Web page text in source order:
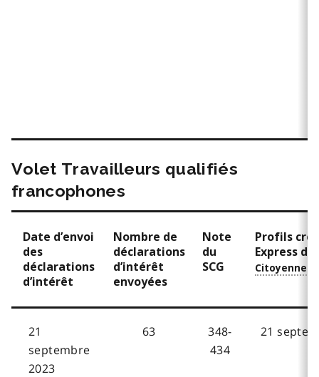
Volet Travailleurs qualifiés
francophones
Date d’envoi
des
déclarations
d’intérêt
Nombre de
déclarations
d’intérêt
envoyées
Note
du
SCG
Profils
Express de
21
septembre
2023
63
348-
434
21